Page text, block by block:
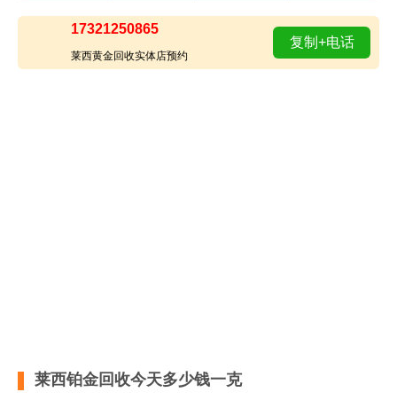
17321250865
莱西黄金回收实体店预约
复制+电话
莱西铂金回收今天多少钱一克